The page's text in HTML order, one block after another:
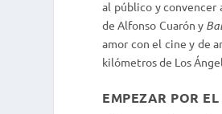
al público y convencer
de Alfonso Cuarón y
amor con el cine y de
kilómetros de Los
EMPEZAR POR